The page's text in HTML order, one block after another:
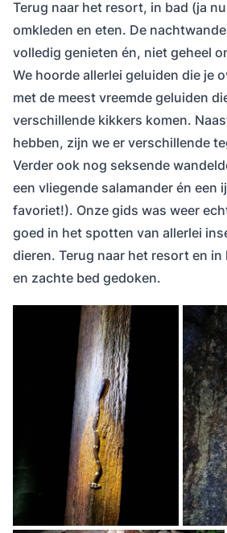
Terug naar het resort, in bad (ja
omkleden en eten. De
volledig genieten én, niet geheel
We hoorde allerlei geluiden die je
met de meest vreemde geluiden
verschillende kikkers komen.
hebben, zijn we er verschillende
Verder ook nog seksende
een vliegende salamander én een
favoriet!). Onze gids was weer
goed in het spotten van allerlei
dieren. Terug naar het resort en
en zachte bed gedoken.